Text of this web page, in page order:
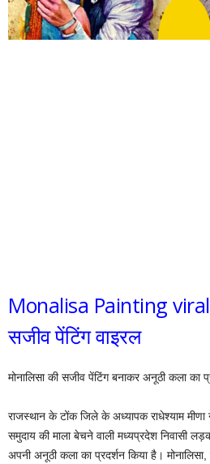
Monalisa Painting viral:
सजीव पेंटिंग वाइरल
मोनालिसा की सजीव पेंटिंग बनाकर अनूठी कला का
राजस्थान के टोंक जिले के अध्यापक राधेश्याम मीणा
समुदाय की माला बेचने वाली मध्यप्रदेश निवासी
अपनी अनूठी कला का प्रदर्शन किया है।